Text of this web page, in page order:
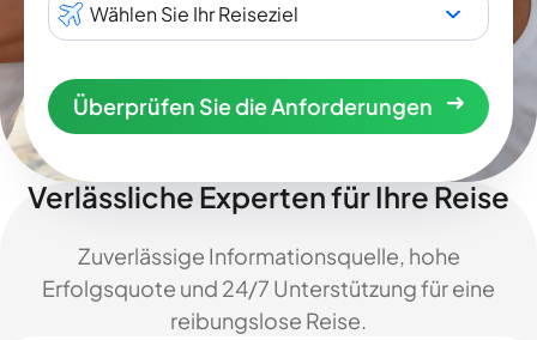
Wählen Sie Ihr Reiseziel
Überprüfen Sie die Anforderungen
Verlässliche Experten für Ihre Reise
Zuverlässige Informationsquelle, hohe
Erfolgsquote und 24/7 Unterstützung für eine
reibungslose Reise.